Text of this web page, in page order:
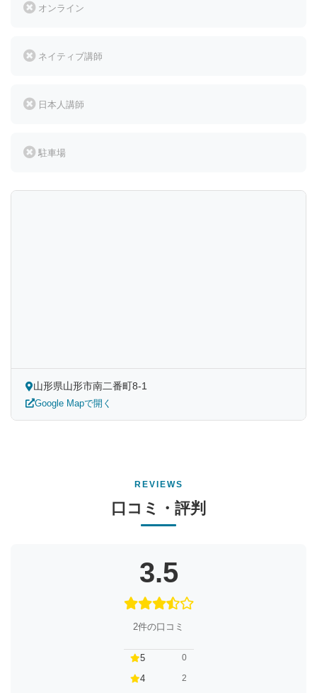
オンライン
ネイティブ講師
日本人講師
駐車場
山形県山形市南二番町8-1
Google Mapで開く
REVIEWS
口コミ・評判
3.5
2件の口コミ
5 0
4 2